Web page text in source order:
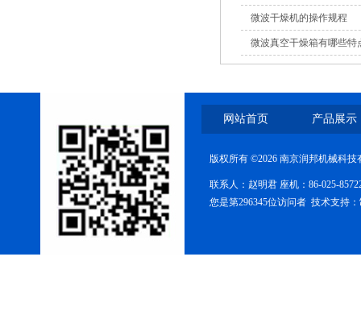
三维混合机
微波干燥机的操作规程
微波真空干燥箱有哪些特
网站首页 产品展示
版权所有 ©2026 南京润邦机械科
联系人：赵明君 座机：86-025-
您是第296345位访问者 技术支持：